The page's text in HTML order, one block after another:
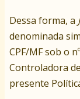
Dessa forma, a
denominada
CPF/MF sob o nº
Controladora
presente